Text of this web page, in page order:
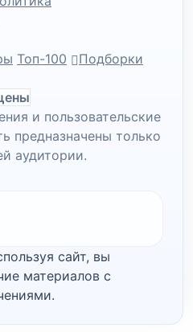
Топ-100
Подборки
и пользовательские
предназначены только
аудитории.
сайт, вы
материалов с